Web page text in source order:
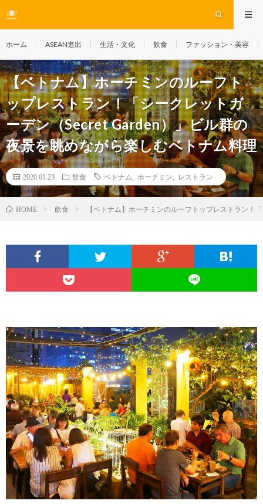
ホーム ASEAN進出 生活・文化 飲食 ファッション・美容
【ベトナム】ホーチミンのルーフト
ップレストラン！「シークレットガ
ーデン（Secret Garden）」ビル群の
夜景を眺めながら楽しむベトナム料理
2020.01.23 飲食 ベトナム ホーチミン レストラン
HOME 飲食 【ベトナム】ホーチミンのルーフトップレストラン